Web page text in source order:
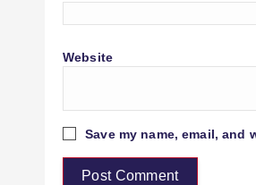
Website
Save my name, email,